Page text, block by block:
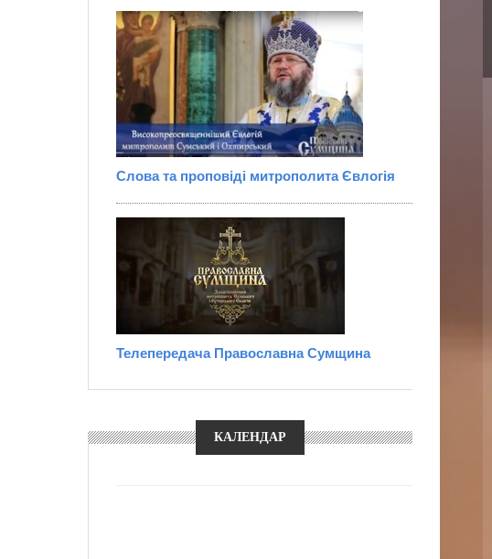
Слова та проповіді митрополита Євлогія
Телепередача Православна Сумщина
КАЛЕНДАР